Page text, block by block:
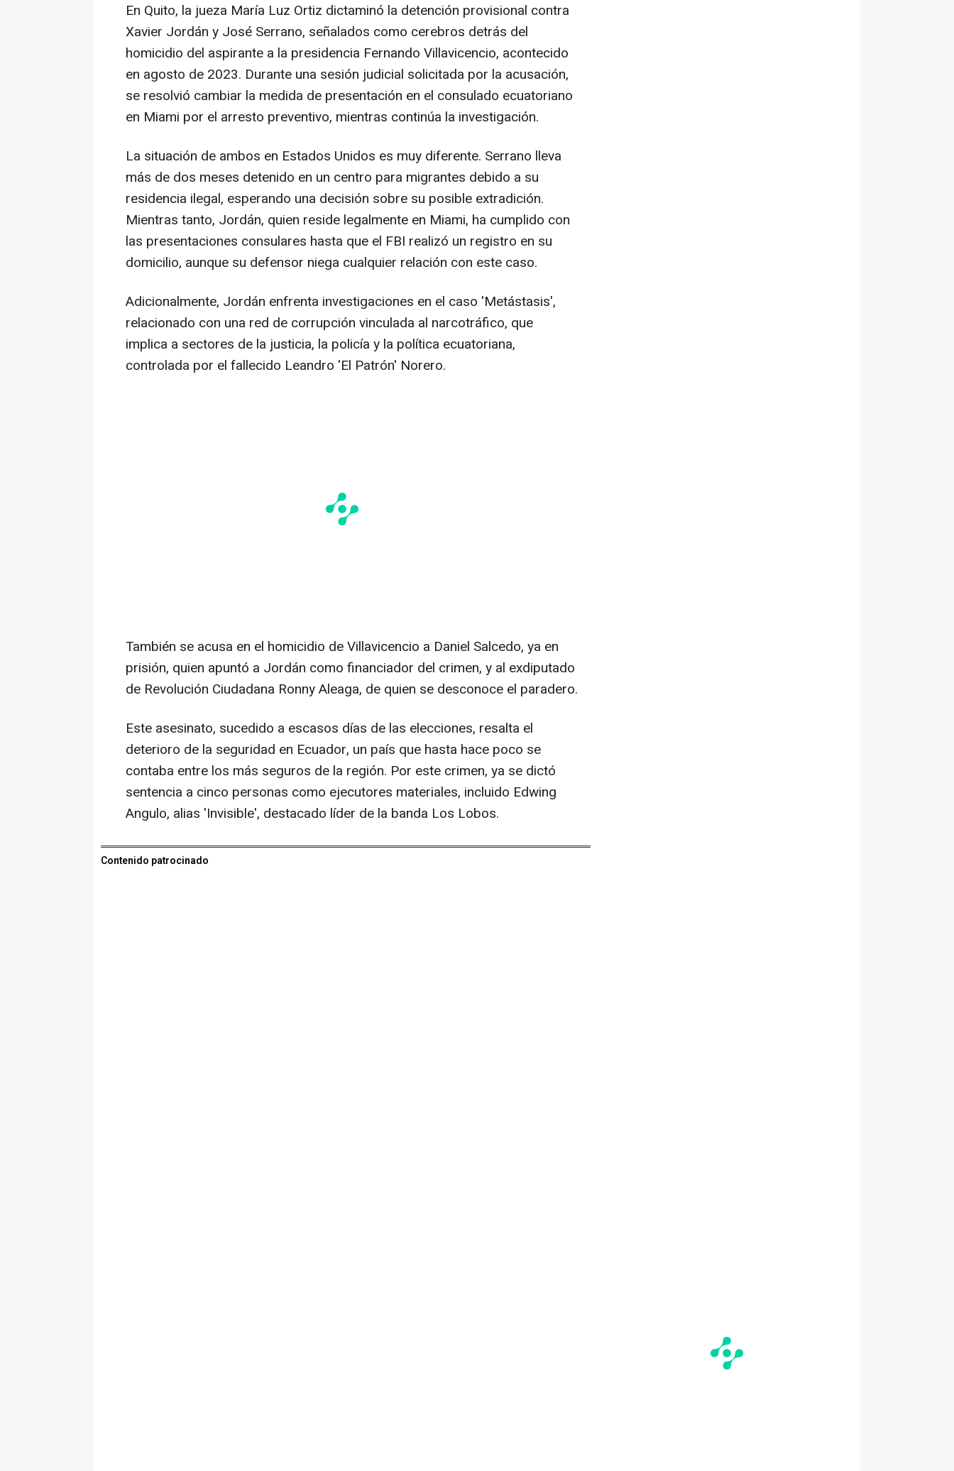
En Quito, la jueza María Luz Ortiz dictaminó la detención provisional contra
Xavier Jordán y José Serrano, señalados como cerebros detrás del
homicidio del aspirante a la presidencia Fernando Villavicencio, acontecido
en agosto de 2023. Durante una sesión judicial solicitada por la acusación,
se resolvió cambiar la medida de presentación en el consulado ecuatoriano
en Miami por el arresto preventivo, mientras continúa la investigación.
La situación de ambos en Estados Unidos es muy diferente. Serrano lleva
más de dos meses detenido en un centro para migrantes debido a su
residencia ilegal, esperando una decisión sobre su posible extradición.
Mientras tanto, Jordán, quien reside legalmente en Miami, ha cumplido con
las presentaciones consulares hasta que el FBI realizó un registro en su
domicilio, aunque su defensor niega cualquier relación con este caso.
Adicionalmente, Jordán enfrenta investigaciones en el caso 'Metástasis',
relacionado con una red de corrupción vinculada al narcotráfico, que
implica a sectores de la justicia, la policía y la política ecuatoriana,
controlada por el fallecido Leandro 'El Patrón' Norero.
También se acusa en el homicidio de Villavicencio a Daniel Salcedo, ya en
prisión, quien apuntó a Jordán como financiador del crimen, y al exdiputado
de Revolución Ciudadana Ronny Aleaga, de quien se desconoce el paradero.
Este asesinato, sucedido a escasos días de las elecciones, resalta el
deterioro de la seguridad en Ecuador, un país que hasta hace poco se
contaba entre los más seguros de la región. Por este crimen, ya se dictó
sentencia a cinco personas como ejecutores materiales, incluido Edwing
Angulo, alias 'Invisible', destacado líder de la banda Los Lobos.
Contenido patrocinado